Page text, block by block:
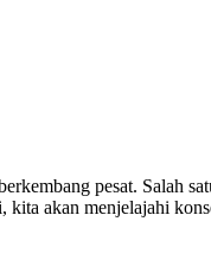
pesat. Salah
akan menjelajahi